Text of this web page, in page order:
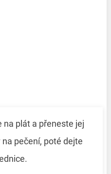
na plát a přeneste jej
pečení, poté dejte